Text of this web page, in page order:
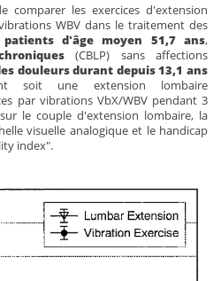
comparer les exercices d'extension
WBV dans le traitement des
d'âge moyen 51,7 ans,
(CBLP) sans affections
douleurs durant depuis 13,1 ans
soit une extension lombaire
par vibrations VbX/WBV pendant 3
le couple d'extension lombaire, la
visuelle analogique et le handicap
index".